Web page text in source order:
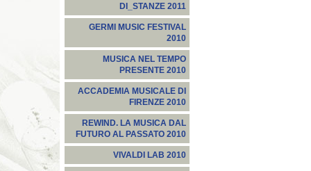
DI_STANZE 2011
GERMI MUSIC FESTIVAL
2010
MUSICA NEL TEMPO
PRESENTE 2010
ACCADEMIA MUSICALE DI
FIRENZE 2010
REWIND. LA MUSICA DAL
FUTURO AL PASSATO 2010
VIVALDI LAB 2010